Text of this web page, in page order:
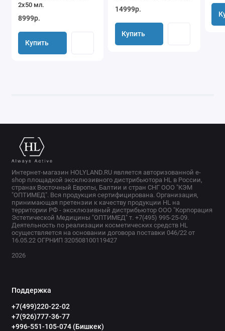
2х50 мл.
8999р.
Купить
14999р.
Купить
Интернет-магазин HOLYLAND.RU является авторизованной e-
shop площадкой эксклюзивного дистрибьютора HL в России,
странах Восточный Европы, Балтии и стран СНГ ООО "КЭМ
"ОПТИМЕД". Вся продукция сертифицирована. Организация,
принимающая претензии к качеству продукции HL на
территории РФ - эксклюзивный дистрибьютор ООО "Корпорация
Эстетической Медицины "ОПТИМЕД" т. +7(495) 995-25-09.
Деятельность по реализации косметических средств HL
осуществляется на основании договора поставки 046/22 от
16.05.22 ОГРНИП 320508100119427
2026
Поддержка
+7(499)220-22-02
+7(926)777-36-77
+996-551-105-074 (Бишкек)